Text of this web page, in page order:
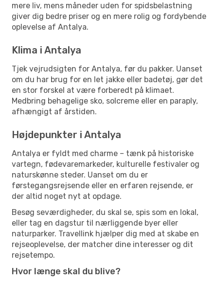
mere liv, mens måneder uden for spidsbelastning
giver dig bedre priser og en mere rolig og fordybende
oplevelse af Antalya.
Klima i Antalya
Tjek vejrudsigten for Antalya, før du pakker. Uanset
om du har brug for en let jakke eller badetøj, gør det
en stor forskel at være forberedt på klimaet.
Medbring behagelige sko, solcreme eller en paraply,
afhængigt af årstiden.
Højdepunkter i Antalya
Antalya er fyldt med charme – tænk på historiske
vartegn, fødevaremarkeder, kulturelle festivaler og
naturskønne steder. Uanset om du er
førstegangsrejsende eller en erfaren rejsende, er
der altid noget nyt at opdage.
Besøg seværdigheder, du skal se, spis som en lokal,
eller tag en dagstur til nærliggende byer eller
naturparker. Travellink hjælper dig med at skabe en
rejseoplevelse, der matcher dine interesser og dit
rejsetempo.
Hvor længe skal du blive?